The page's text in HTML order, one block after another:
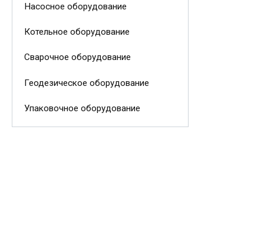
Насосное оборудование
Котельное оборудование
Сварочное оборудование
Геодезическое оборудование
Упаковочное оборудование